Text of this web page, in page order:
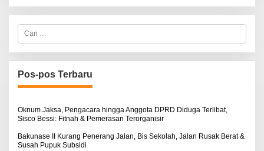
C
r
i
u
n
u
:
Pos-pos Terbaru
Oknum Jaksa, Pengacara hingga Anggota DPRD Diduga Terlibat,
Sisco Bessi: Fitnah & Pemerasan Terorganisir
Bakunase II Kurang Penerang Jalan, Bis Sekolah, Jalan Rusak Berat &
Susah Pupuk Subsidi